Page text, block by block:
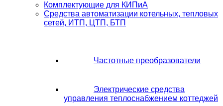
Комплектующие для КИПиА
Средства автоматизации котельных, тепловых
сетей, ИТП, ЦТП, БТП
Частотные преобразователи
Электрические средства
управления теплоснабжением коттеджей